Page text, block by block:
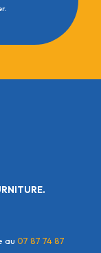
au 07 87 74 87